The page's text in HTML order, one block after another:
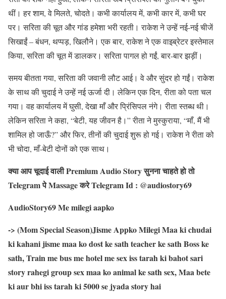
थीं। हर शाम, वे मिलते, चोदते। कभी कार्यालय में, कभी कार में, कभी घर
पर। सरिता की चूत और गांड हमेशा भरी रहती। राकेश ने उन्हें नई-नई चीजें
सिखाईं – बंधन, थप्पड़, खिलौने। एक बार, राकेश ने एक वाइब्रेटर इस्तेमाल
किया, सरिता की चूत में डालकर। सरिता पागल हो गईं, बार-बार झड़ीं।
समय बीतता गया, सरिता की जवानी लौट आई। वे और सुंदर हो गईं। राकेश
के साथ की चुदाई ने उन्हें नई ऊर्जा दी। लेकिन एक दिन, रीता को पता चल
गया। वह कार्यालय में घुसी, देखा माँ और प्रिंसिपल नंगे। रीता स्तब्ध थी।
लेकिन सरिता ने कहा, “बेटी, यह जीवन है।” रीता ने मुस्कुराया, “माँ, मैं भी
शामिल हो जाऊँ?” और फिर, तीनों की चुदाई शुरू हो गई। राकेश ने रीता को
भी चोदा, माँ-बेटी दोनों को एक साथ।
क्या आप चूदाई वाली Premium Audio Story सुनना चाहते हो तो
Telegram पे Massage करे Telegram Id : @audiostory69
AudioStory69 Me milegi aapko
-> (Mom Special Season)Jisme Appko Milegi Maa ki chudai
ki kahani jisme maa ko dost ke sath teacher ke sath Boss ke
sath, Train me bus me hotel me sex iss tarah ki bahot sari
story rahegi group sex maa ko animal ke sath sex, Maa bete
ki aur bhi iss tarah ki 5000 se jyada story hai